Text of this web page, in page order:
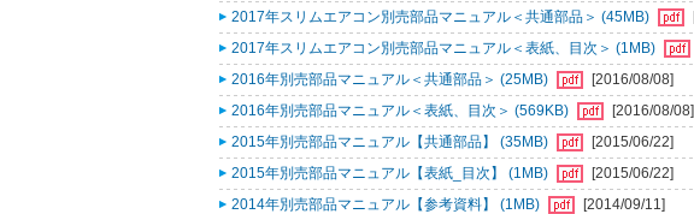
2017年スリムエアコン別売部品マニュアル＜共通部品＞ (45MB)
2017年スリムエアコン別売部品マニュアル＜表紙、目次＞ (1MB)
2016年別売部品マニュアル＜共通部品＞ (25MB)
[2016/08/08]
2016年別売部品マニュアル＜表紙、目次＞ (569KB)
[2016/08/08]
2015年別売部品マニュアル【共通部品】 (35MB)
[2015/06/22]
2015年別売部品マニュアル【表紙_目次】 (1MB)
[2015/06/22]
2014年別売部品マニュアル【参考資料】 (1MB)
[2014/09/11]